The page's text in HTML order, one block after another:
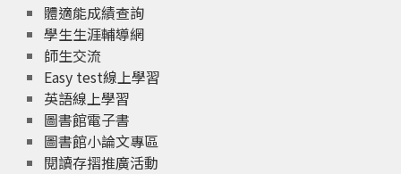
體適能成績查詢
學生生涯輔導網
師生交流
Easy test線上學習
英語線上學習
圖書館電子書
圖書館小論文專區
閱讀存摺推廣活動